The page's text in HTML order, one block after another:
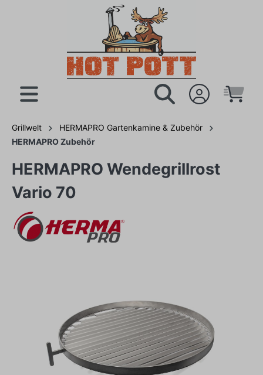
Grillwelt
HERMAPRO Gartenkamine & Zubehör
HERMAPRO Zubehör
HERMAPRO Wendegrillrost
Vario 70